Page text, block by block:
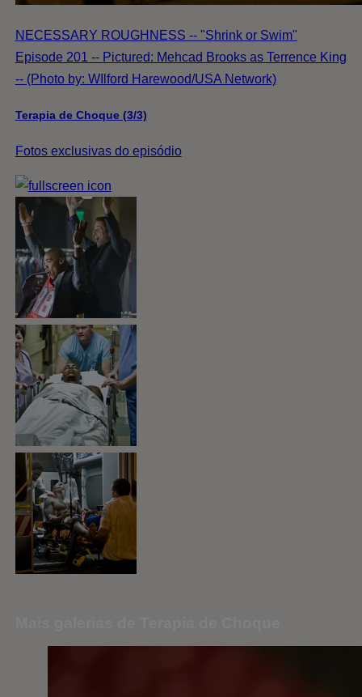
NECESSARY ROUGHNESS -- "Shrink or Swim"
Episode 201 -- Pictured: Mehcad Brooks as Terrence King
-- (Photo by: WIlford Harewood/USA Network)
Terapia de Choque (3/3)
Fotos exclusivas do episódio